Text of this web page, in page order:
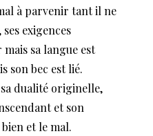
à parvenir tant il ne
exigences
sa langue est
son bec est lié.
dualité originelle,
et son
et le mal.